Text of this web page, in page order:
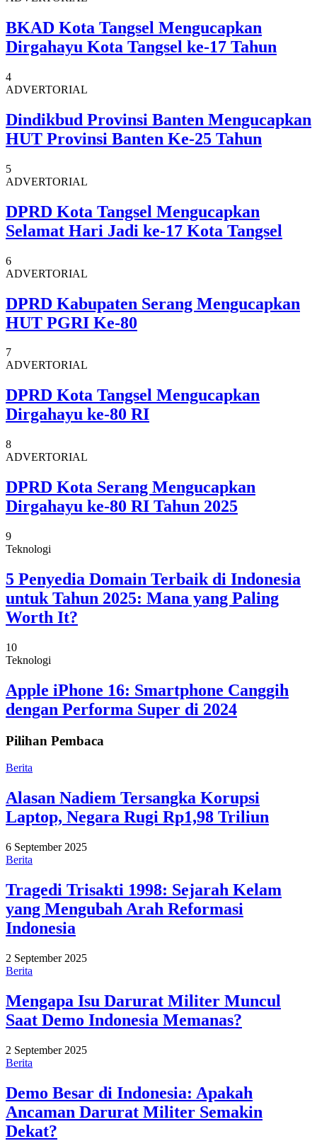
BKAD Kota Tangsel Mengucapkan
Dirgahayu Kota Tangsel ke-17 Tahun
4
ADVERTORIAL
Dindikbud Provinsi Banten Mengucapkan
HUT Provinsi Banten Ke-25 Tahun
5
ADVERTORIAL
DPRD Kota Tangsel Mengucapkan
Selamat Hari Jadi ke-17 Kota Tangsel
6
ADVERTORIAL
DPRD Kabupaten Serang Mengucapkan
HUT PGRI Ke-80
7
ADVERTORIAL
DPRD Kota Tangsel Mengucapkan
Dirgahayu ke-80 RI
8
ADVERTORIAL
DPRD Kota Serang Mengucapkan
Dirgahayu ke-80 RI Tahun 2025
9
Teknologi
5 Penyedia Domain Terbaik di Indonesia
untuk Tahun 2025: Mana yang Paling
Worth It?
10
Teknologi
Apple iPhone 16: Smartphone Canggih
dengan Performa Super di 2024
Pilihan Pembaca
Berita
Alasan Nadiem Tersangka Korupsi
Laptop, Negara Rugi Rp1,98 Triliun
6 September 2025
Berita
Tragedi Trisakti 1998: Sejarah Kelam
yang Mengubah Arah Reformasi
Indonesia
2 September 2025
Berita
Mengapa Isu Darurat Militer Muncul
Saat Demo Indonesia Memanas?
2 September 2025
Berita
Demo Besar di Indonesia: Apakah
Ancaman Darurat Militer Semakin
Dekat?